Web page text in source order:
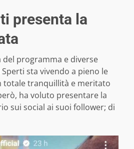
presenta la
del programma e diverse
sta vivendo a pieno le
totale tranquillità e meritato
ha voluto presentare la
sui social ai suoi follower; di